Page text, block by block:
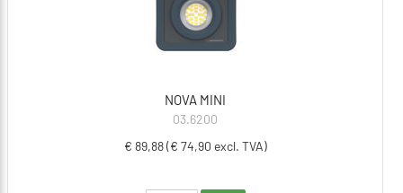
NOVA MINI
03.6200
€ 89,88 (€ 74,90 excl. TVA)